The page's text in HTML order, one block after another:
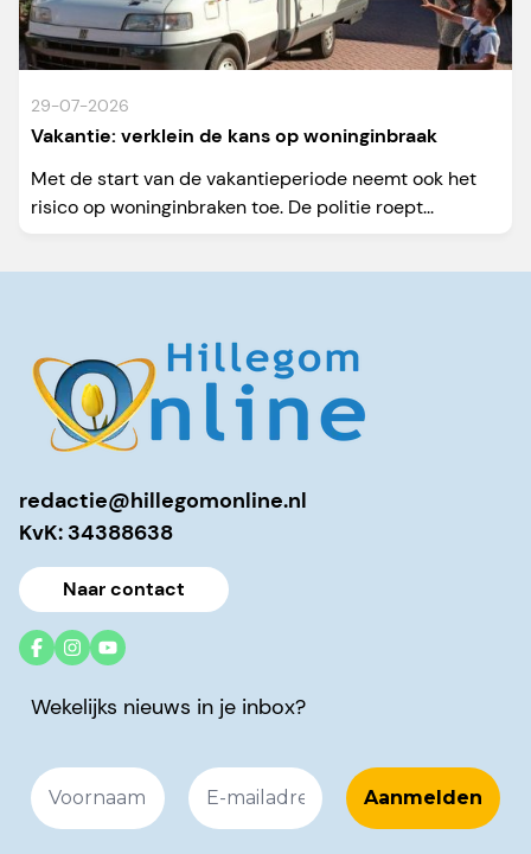
29-07-2026
Vakantie: verklein de kans op woninginbraak
Met de start van de vakantieperiode neemt ook het
risico op woninginbraken toe. De politie roept...
redactie@hillegomonline.nl
KvK: 34388638
Naar contact
Wekelijks nieuws in je inbox?